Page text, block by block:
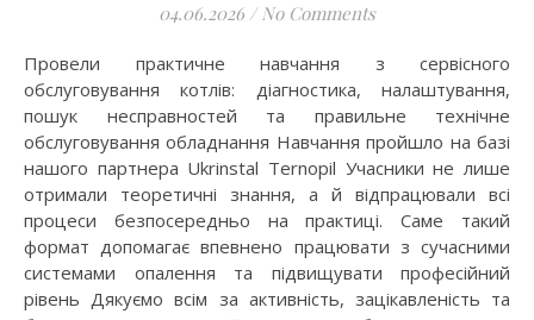
04.06.2026 / No Comments
Провели практичне навчання з сервісного
обслуговування котлів: діагностика, налаштування,
пошук несправностей та правильне технічне
обслуговування обладнання Навчання пройшло на базі
нашого партнера Ukrinstal Ternopil Учасники не лише
отримали теоретичні знання, а й відпрацювали всі
процеси безпосередньо на практиці. Саме такий
формат допомагає впевнено працювати з сучасними
системами опалення та підвищувати професійний
рівень Дякуємо всім за активність, зацікавленість та